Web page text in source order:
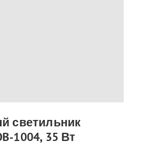
светильник
1004, 35 Вт